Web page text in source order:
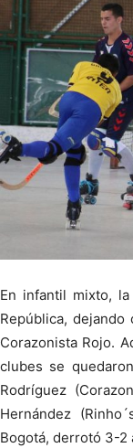
En infantil mixto,
República,
Corazonista Rojo.
clubes se
Rodríguez
Hernández
Bogotá, derrotó 3-2